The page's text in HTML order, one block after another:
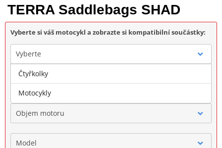
TERRA Saddlebags SHAD
Vyberte si váš motocykl a zobrazte si kompatibilní součástky:
Vyberte
Značka
Objem motoru
Model
Čtyřkolky
Motocykly